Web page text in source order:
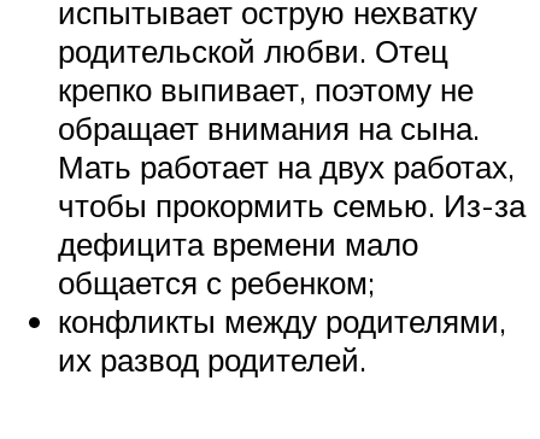
испытывает острую нехватку
родительской любви. Отец
крепко выпивает, поэтому не
обращает внимания на сына.
Мать работает на двух работах,
чтобы прокормить семью. Из-за
дефицита времени мало
общается с ребенком;
конфликты между родителями,
их развод родителей.